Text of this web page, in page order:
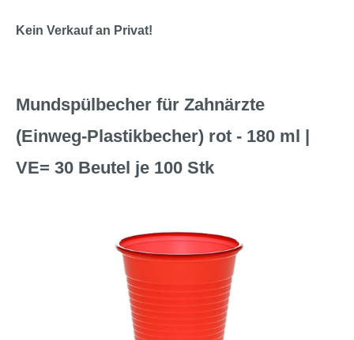
Kein Verkauf an Privat!
Mundspülbecher für Zahnärzte
(Einweg-Plastikbecher) rot - 180 ml |
VE= 30 Beutel je 100 Stk
Bildergalerie überspringen